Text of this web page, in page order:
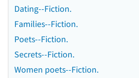
Dating--Fiction.
Families--Fiction.
Poets--Fiction.
Secrets--Fiction.
Women poets--Fiction.